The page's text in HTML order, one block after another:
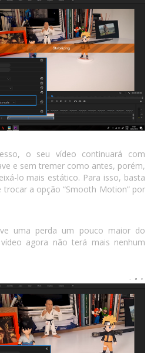
o seu vídeo continuará com
e sem tremer como antes, porém,
lo mais estático. Para isso, basta
trocar a opção “Smooth Motion” por
uma perda um pouco maior do
agora não terá mais nenhum